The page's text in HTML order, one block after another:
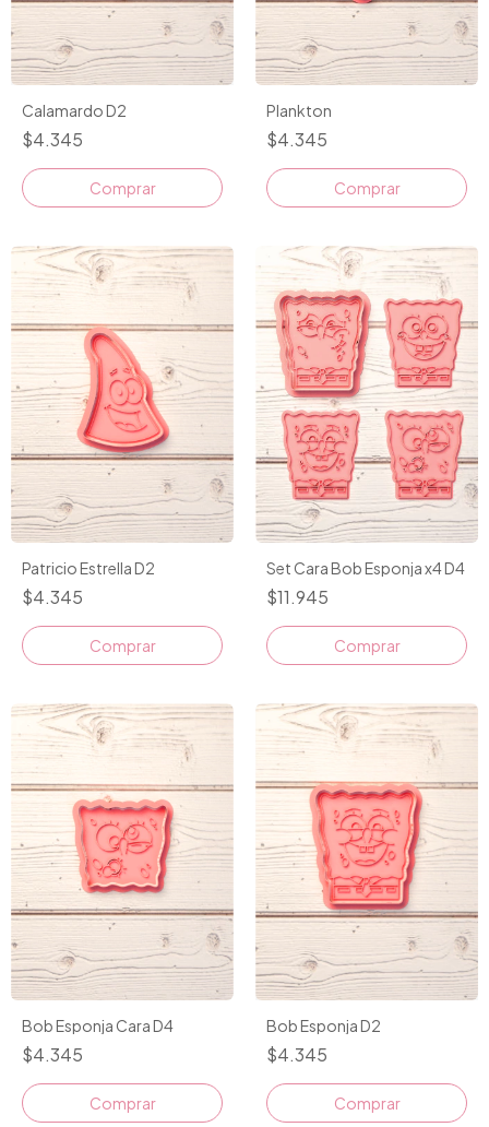
Calamardo D2
$4.345
Comprar
Plankton
$4.345
Comprar
Patricio Estrella D2
$4.345
Comprar
Set Cara Bob Esponja x4 D4
$11.945
Bob Esponja Cara D4
$4.345
Comprar
Bob Esponja D2
$4.345
Comprar